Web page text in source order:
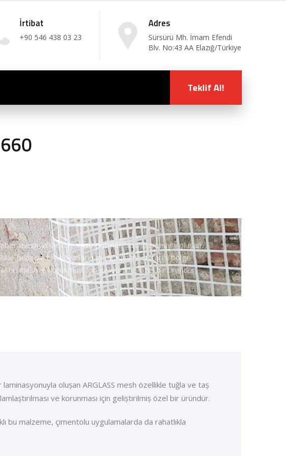
İrtibat
+90 546 438 03 23
Adres
Sürsürü Mh. İmam Efendi
Blv. No:43 AA Elazığ/Türkiye
Teklif Al!
ﬁber mesh, alkali dayanımlı polimer laminasyonuyla olușan
tuğla ve taș duvarların güçlendirilmesi, tarihi bölge
ve korunması için geliștirilmiș özel bir üründür.
laminasyonuyla olușan ARGLASS mesh özellikle tuğla ve taș
ve korunması için geliștirilmiș özel bir üründür.
bu malzeme, çimentolu uygulamalarda da rahatlıkla